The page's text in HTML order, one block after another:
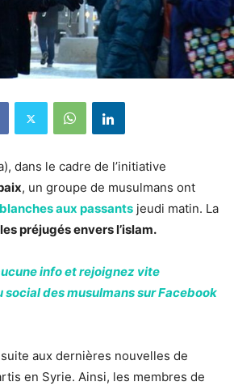
dans le cadre de l’initiative
, un groupe de musulmans ont
aux passants jeudi matin. La
préjugés envers l’islam.
info et rejoignez vite
social des musulmans sur Facebook
aux dernières nouvelles de
en Syrie. Ainsi, les membres de